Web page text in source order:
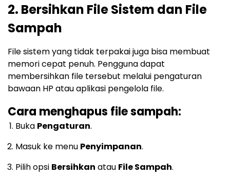
2. Bersihkan File Sistem dan File
Sampah
File sistem yang tidak terpakai juga bisa membuat
memori cepat penuh. Pengguna dapat
membersihkan file tersebut melalui pengaturan
bawaan HP atau aplikasi pengelola file.
Cara menghapus file sampah:
Buka Pengaturan.
Masuk ke menu Penyimpanan.
Pilih opsi Bersihkan atau File Sampah.